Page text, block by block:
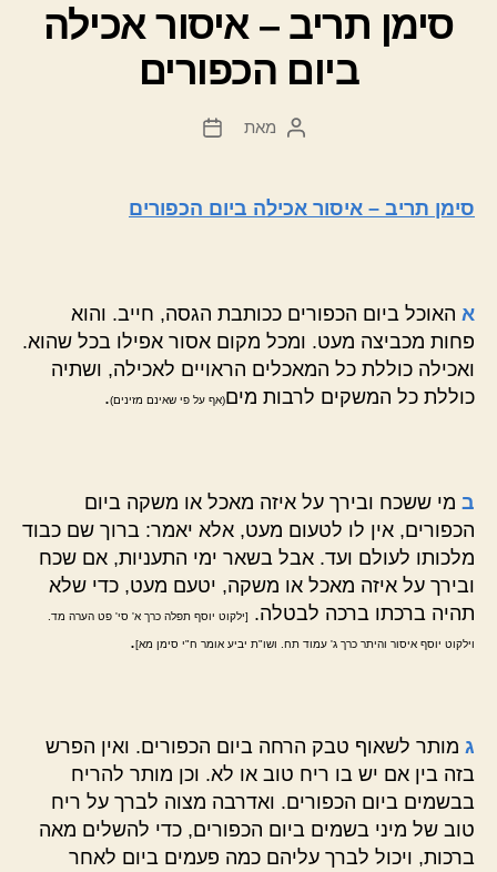
סימן תריב – איסור אכילה
ביום הכפורים
המחבר
מאת
תאריך
סימן תריב – איסור אכילה ביום הכפורים
א האוכל ביום הכפורים ככותבת הגסה, חייב. והוא
פחות מכביצה מעט. ומכל מקום אסור אפילו בכל שהוא.
ואכילה כוללת כל המאכלים הראויים לאכילה, ושתיה
כוללת כל המשקים לרבות מים(אף על פי שאינם מזינים).
ב מי ששכח ובירך על איזה מאכל או משקה ביום
הכפורים, אין לו לטעום מעט, אלא יאמר: ברוך שם כבוד
מלכותו לעולם ועד. אבל בשאר ימי התעניות, אם שכח
ובירך על איזה מאכל או משקה, יטעם מעט, כדי שלא
תהיה ברכתו ברכה לבטלה.
[ילקוט יוסף תפלה כרך א' סי' פט הערה מד.
וילקוט יוסף איסור והיתר כרך ג' עמוד תח. ושו"ת יביע אומר ח"י סימן מא].
ג מותר לשאוף טבק הרחה ביום הכפורים. ואין הפרש
בזה בין אם יש בו ריח טוב או לא. וכן מותר להריח
בבשמים ביום הכפורים. ואדרבה מצוה לברך על ריח
טוב של מיני בשמים ביום הכפורים, כדי להשלים מאה
ברכות, ויכול לברך עליהם כמה פעמים ביום לאחר